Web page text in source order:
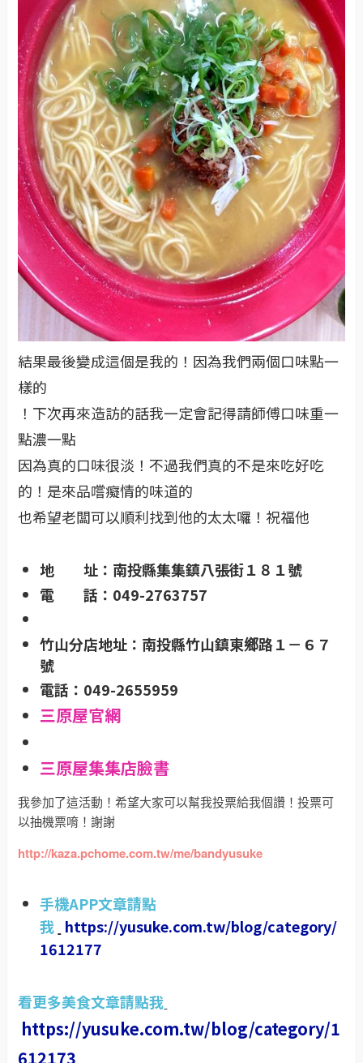
結果最後變成這個是我的！因為我們兩個口味點一
樣的
！下次再來造訪的話我一定會記得請師傅口味重一
點濃一點
因為真的口味很淡！不過我們真的不是來吃好吃
的！是來品嚐癡情的味道的
也希望老闆可以順利找到他的太太囉！祝福他
地 址：南投縣集集鎮八張街１８１號
電 話：049-2763757
竹山分店地址：南投縣竹山鎮東鄉路１－６７
號
電話：049-2655959
三原屋官網
三原屋集集店臉書
我參加了這活動！希望大家可以幫我投票給我個讚！投票可
以抽機票唷！謝謝
http://kaza.pchome.com.tw/me/bandyusuke
手機APP文章請點
我 https://yusuke.com.tw/blog/category/
1612177
看更多美食文章請點我
https://yusuke.com.tw/blog/category/1
612173